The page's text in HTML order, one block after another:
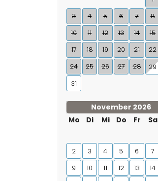
3
4 5 6 7 8
10
11 12 13 14 15
17
18 19 20 21 22
24
25 26 27 28 29
31
November 2026
Mo
Di Mi Do Fr Sa
2
3 4 5 6 7
9
10 11 12 13 14